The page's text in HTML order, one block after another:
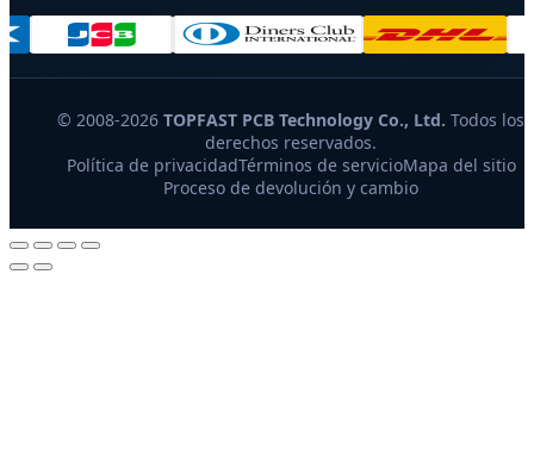
© 2008-2026 TOPFAST PCB Technology Co., Ltd. Todos los
derechos reservados.
Política de privacidadTérminos de servicioMapa del sitio
Proceso de devolución y cambio